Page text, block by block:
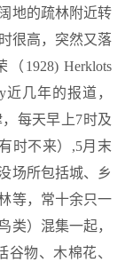
地的疏林附近转
很高，突然又落
1928) Herklots
近几年的报道，
每天早上7时及
时不来）,5月末
场所包括城、乡
等，常十余只一
类）混集一起，
物、木棉花、